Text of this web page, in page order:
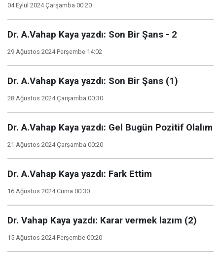
04 Eylül 2024 Çarşamba 00:20
Dr. A.Vahap Kaya yazdı: Son Bir Şans - 2
29 Ağustos 2024 Perşembe 14:02
Dr. A.Vahap Kaya yazdı: Son Bir Şans (1)
28 Ağustos 2024 Çarşamba 00:30
Dr. A.Vahap Kaya yazdı: Gel Bugün Pozitif Olalım
21 Ağustos 2024 Çarşamba 00:20
Dr. A.Vahap Kaya yazdı: Fark Ettim
16 Ağustos 2024 Cuma 00:30
Dr. Vahap Kaya yazdı: Karar vermek lazım (2)
15 Ağustos 2024 Perşembe 00:20